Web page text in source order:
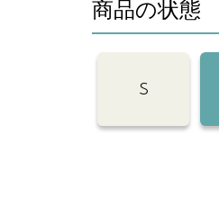
商品の状態
S